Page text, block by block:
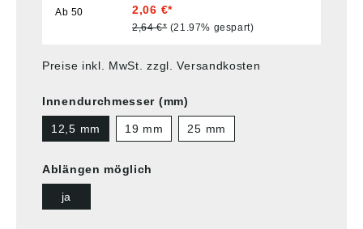
Ab 50 2,06 €*
2,64 €* (21.97% gespart)
Preise inkl. MwSt. zzgl. Versandkosten
Innendurchmesser (mm)
12,5 mm 19 mm 25 mm
Ablängen möglich
ja